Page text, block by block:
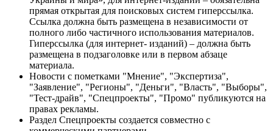
прямая открытая для поисковых систем гиперссылка.
Ссылка должна быть размещена в независимости от
полного либо частичного использования материалов.
Гиперссылка (для интернет- изданий) – должна быть
размещена в подзаголовке или в первом абзаце
материала.
Новости с пометками "Мнение", "Экспертиза",
"Заявление", "Регионы", "Деньги", "Власть", "Выборы",
"Тест-драйв", "Спецпроекты", "Промо" публикуются на
правах рекламы.
Раздел Спецпроекты создается совместно с